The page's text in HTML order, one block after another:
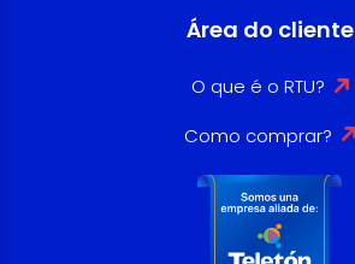
Área do cliente
O que é o RTU?
Como comprar?